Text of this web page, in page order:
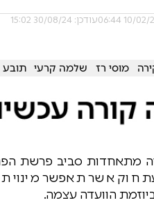
עודכן: 30/08/24 15:02
מוסי רז שלמה קרעי תובע
מתאחדות סביב פרשת
חוק אשר תאפשר מינוי
הוועדה עצמה.